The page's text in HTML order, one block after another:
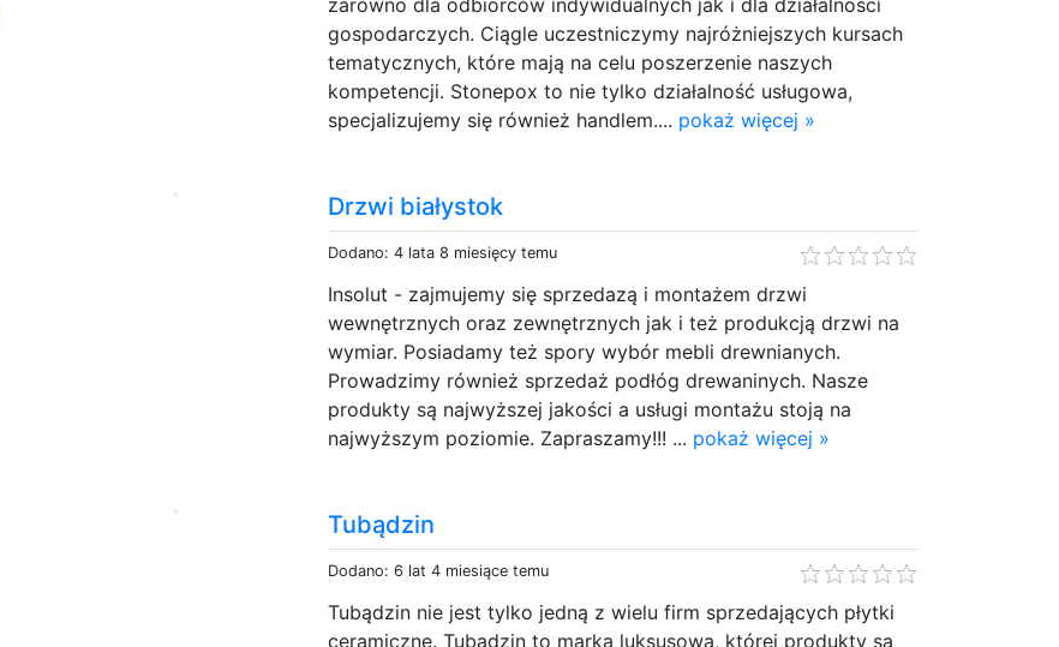
gospodarczych. Ciągle uczestniczymy najróżniejszych kursach
tematycznych, które mają na celu poszerzenie naszych
kompetencji. Stonepox to nie tylko działalność usługowa,
specjalizujemy się również handlem.... pokaż więcej »
Drzwi białystok
Dodano: 4 lata 8 miesięcy temu
Insolut - zajmujemy się sprzedazą i montażem drzwi
wewnętrznych oraz zewnętrznych jak i też produkcją drzwi na
wymiar. Posiadamy też spory wybór mebli drewnianych.
Prowadzimy również sprzedaż podłóg drewaninych. Nasze
produkty są najwyższej jakości a usługi montażu stoją na
najwyższym poziomie. Zapraszamy!!! ... pokaż więcej »
Tubądzin
Dodano: 6 lat 4 miesiące temu
Tubądzin nie jest tylko jedną z wielu firm sprzedających płytki
ceramiczne. Tubądzin to marka luksusowa, której produkty są